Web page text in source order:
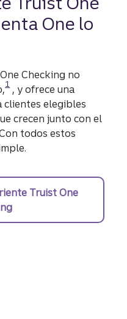
One lo
Checking no
Divulgación
1, y ofrece una
clientes elegibles
crecen junto con el
todos estos
Truist One
corriente Truist One